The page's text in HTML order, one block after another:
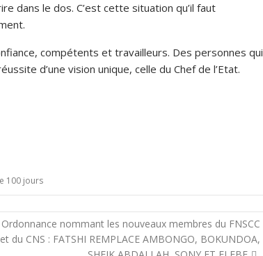
dans le dos. C’est cette situation qu’il faut
compétents et travailleurs. Des personnes qui
d’une vision unique, celle du Chef de l’Etat.
100 jours
Ordonnance nommant les nouveaux membres du FNSCC
et du CNS : FATSHI REMPLACE AMBONGO, BOKUNDOA,